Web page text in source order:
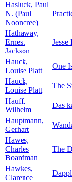
Hasluck, Paul
N. (Paul
Nooncree)
Hathaway,
Ernest
Jackson
Jesse
Hauck,
Louise Platt
One
Hauck,
Louise Platt
The
Hauff,
Wilhelm
Das
Hauptmann,
Gerhart
Hawes,
Charles
Boardman
The
Hawkes,
Clarence